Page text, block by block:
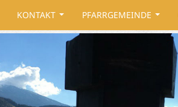
KONTAKT PFARRGEMEINDE